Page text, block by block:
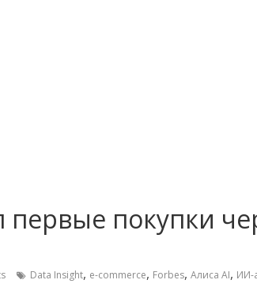
первые покупки
Data Insight, e-commerce, Forbеs, Алиса AI, ИИ-